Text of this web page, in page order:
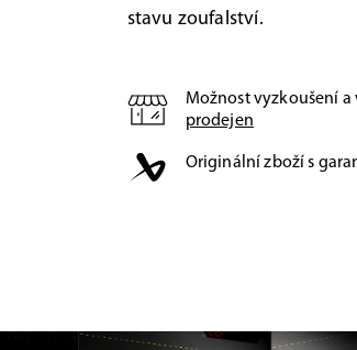
stavu zoufalství.
Možnost vyzkoušení
prodejen
Originální zboží s